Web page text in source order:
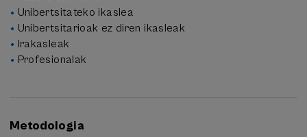
Unibertsitateko ikaslea
Unibertsitarioak ez diren ikasleak
Irakasleak
Profesionalak
Metodologia